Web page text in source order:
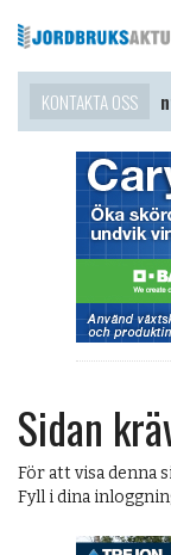
KONTAKTA OSS
i kontakt?
Sidan
För att visa denna
Fyll i dina